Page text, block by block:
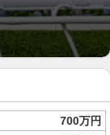
700万円